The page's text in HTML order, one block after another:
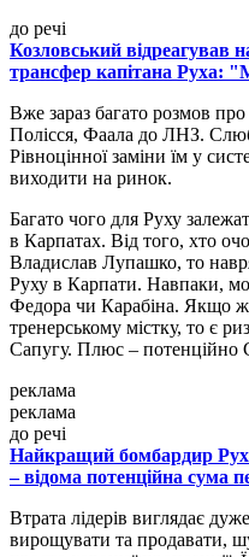
до речі
Козловський відреагував
трансфер капітана Руха:
Вже зараз багато розмов
Полісся, Фаала до ЛНЗ.
Рівноцінної заміни їм у
виходити на ринок.
Багато чого для Руху
в Карпатах. Від того, хто
Владислав Лупашко, то
Руху в Карпати. Навпаки,
Федора чи Карабіна. Якщо ж
тренерському містку, то є
Сапугу. Плюс – потенційно
реклама
реклама
до речі
Найкращий бомбардир
– відома потенційна сума
Втрата лідерів виглядає
вирощувати та продавати,